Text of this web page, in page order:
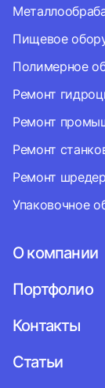
Пищевое
Полимерное
Ремонт
Ремонт
Ремонт
Ремонт
Упаковочное
О компании
Портфолио
Контакты
Статьи